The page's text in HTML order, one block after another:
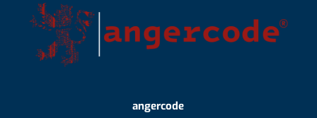
angercode